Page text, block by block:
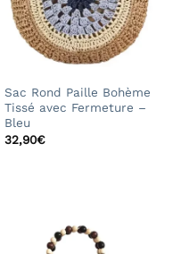
Sac Rond Paille Bohème
Tissé avec Fermeture –
Bleu
32,90€